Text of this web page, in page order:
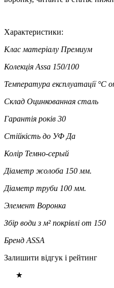
Характеристики:
Клас матеріалу Премиум
Колекція Assa 150/100
Температура експлуатації °C
Склад Оцинкованная сталь
Гарантія років 30
Стійкість до УФ Да
Колір Темно-серый
Діаметр жолоба 150 мм.
Діаметр труби 100 мм.
Элемент Воронка
Збір води з м² покрівлі от 150
Бренд ASSA
Залишити відгук і рейтинг